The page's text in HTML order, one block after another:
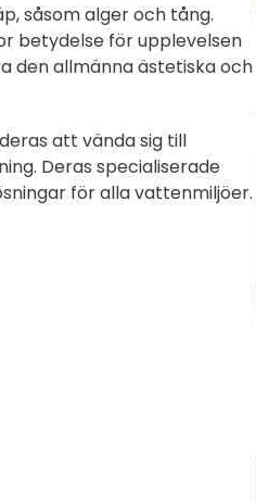
såsom alger och tång.
betydelse för upplevelsen
den allmänna ästetiska och
att vända sig till
Deras specialiserade
för alla vattenmiljöer.